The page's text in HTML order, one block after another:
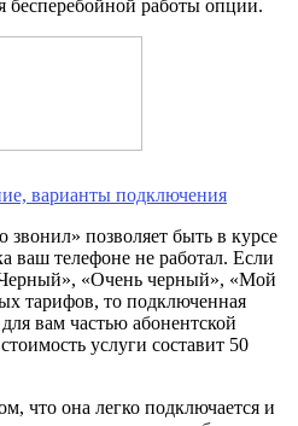
бесперебойной работы опции.
варианты подключения
звонил» позволяет быть в курсе
ваш телефоне не работал. Если
«Очень черный», «Мой
тарифов, то подключенная
вам частью абонентской
услуги составит 50
что она легко подключается и